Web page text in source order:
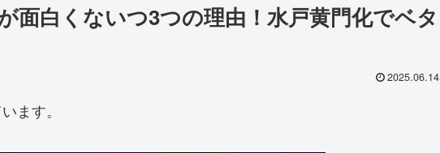
面白くないつ3つの理由！水戸黄門化でベタ
2025.06.14
ます。